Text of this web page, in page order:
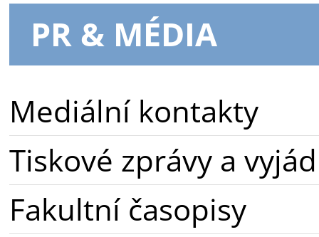
PR & MÉDIA
Mediální kontakty
Tiskové zprávy a
Fakultní časopisy